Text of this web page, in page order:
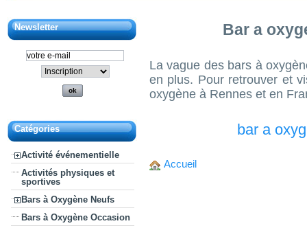
Newsletter
Catégories
Activité événementielle
Activités physiques et
sportives
Bars à Oxygène Neufs
Bars à Oxygène Occasion
Bar a
La vague des bars à
en plus. Pour retrouver et
oxygène à Rennes et en
bar a
Accueil